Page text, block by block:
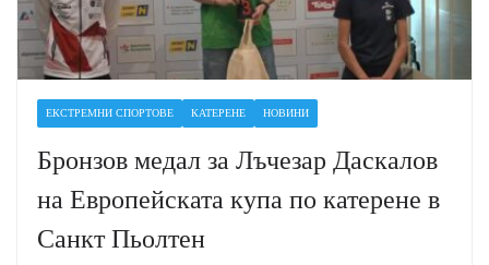
ЕКСТРЕМНИ СПОРТОВЕ КАТЕРЕНЕ НОВИНИ
Бронзов медал за Лъчезар Даскалов
на Европейската купа по катерене в
Санкт Пьолтен